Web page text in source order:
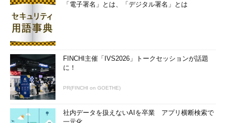
「電子署名」とは、「デジタル署名」とは
FINCHI主催「IVS2026」トークセッションが話題
に！
PR(FINCHI on GOETHE)
社内データを扱えないAIを卒業 アプリ横断検索で